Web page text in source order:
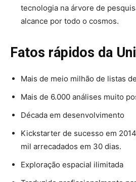
tecnologia na árvore de
alcance por todo o cosmos.
Fatos rápidos da
Mais de meio milhão de listas
Mais de 6.000 análises muito
Década em desenvolvimento
Kickstarter de sucesso em
mil arrecadados em 30 dias.
Exploração espacial ilimitada